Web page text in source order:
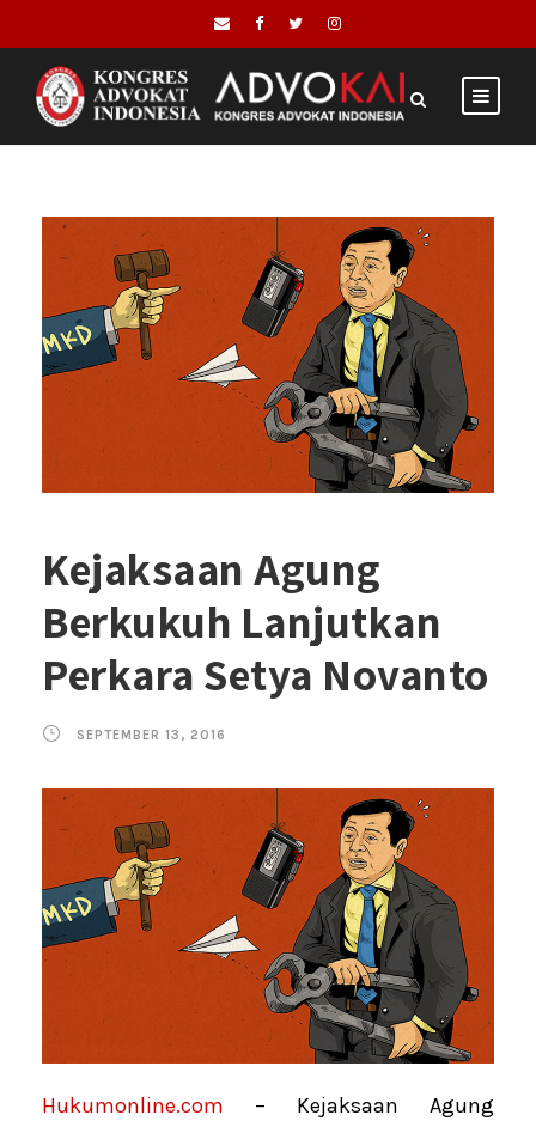
Kejaksaan Agung
Berkukuh Lanjutkan
Perkara Setya Novanto
SEPTEMBER 13, 2016
Hukumonline.com – Kejaksaan Agung